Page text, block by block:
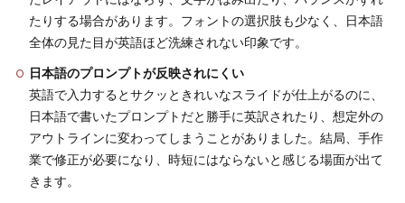
たりする場合があります。フォントの選択肢も少なく、日本語
全体の見た目が英語ほど洗練されない印象です。
日本語のプロンプトが反映されにくい
英語で入力するとサクッときれいなスライドが仕上がるのに、
日本語で書いたプロンプトだと勝手に英訳されたり、想定外の
アウトラインに変わってしまうことがありました。結局、手作
業で修正が必要になり、時短にはならないと感じる場面が出て
きます。